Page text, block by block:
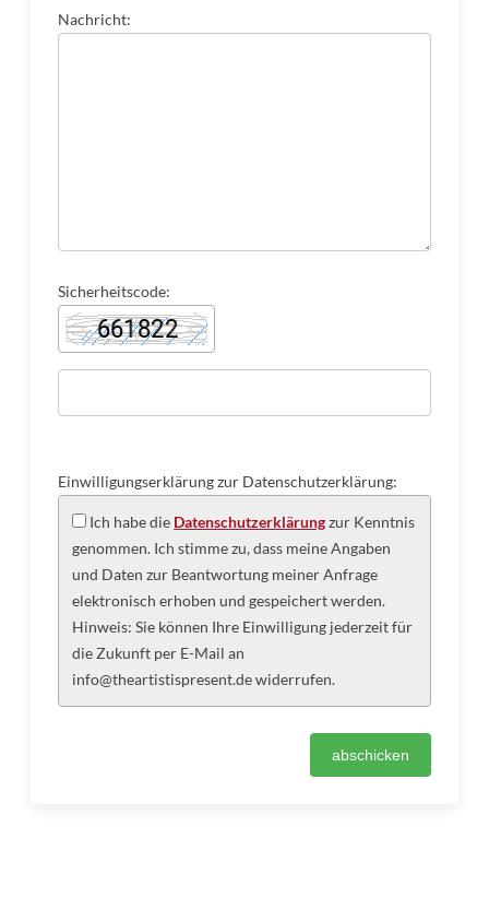
Nachricht:
Sicherheitscode:
Einwilligungserklärung zur Datenschutzerklärung:
Ich habe die Datenschutzerklärungzur Kenntnis
genommen. Ich stimme zu, dass meine Angaben
und Daten zur Beantwortung meiner Anfrage
elektronisch erhoben und gespeichert werden.
Hinweis: Sie können Ihre Einwilligung jederzeit für
die Zukunft per E-Mail an
info@theartistispresent.de widerrufen.